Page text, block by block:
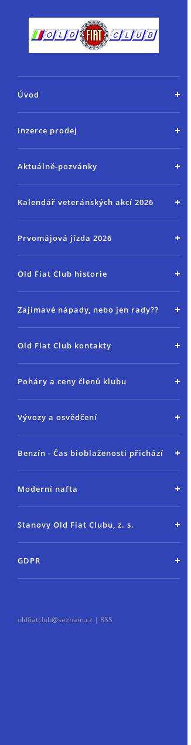
Úvod
Inzerce prodej
Aktuálně-pozvánky
Kalendář veteránských akcí 2026
Prvomájová jízda 2026
Old Fiat Club historie
Zajímavé nápady, nebo jen rady??
Old Fiat Club kontakty
Poháry a ceny členů klubu
Vývozy a osvědčení
Benzín - Čas bioblaženosti přichází
Moderní nafta
Stanovy Old Fiat Clubu, z. s.
GDPR
oldfiatclub@seznam.cz | RSS